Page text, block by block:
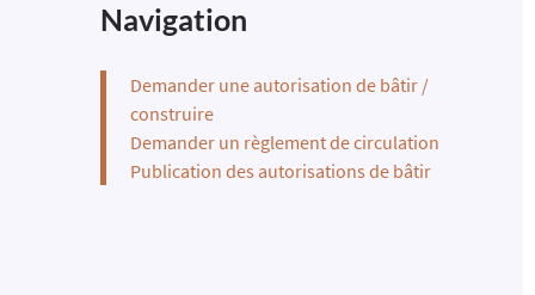
Navigation
Demander une autorisation de bâtir /
construire
Demander un règlement de circulation
Publication des autorisations de bâtir